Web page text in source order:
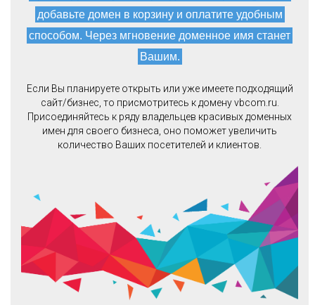
добавьте домен в корзину и оплатите удобным
способом. Через мгновение доменное имя станет
Вашим.
Если Вы планируете открыть или уже имеете подходящий
сайт/бизнес, то присмотритесь к домену vbcom.ru.
Присоединяйтесь к ряду владельцев красивых доменных
имен для своего бизнеса, оно поможет увеличить
количество Ваших посетителей и клиентов.